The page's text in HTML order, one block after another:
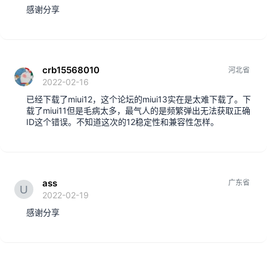
感谢分享
crb15568010
2022-02-16
河北省
已经下载了miui12，这个论坛的miui13实在是太难下载了。下
载了miui11但是毛病太多，最气人的是频繁弹出无法获取正确
ID这个错误。不知道这次的12稳定性和兼容性怎样。
ass
2022-02-19
广东省
感谢分享